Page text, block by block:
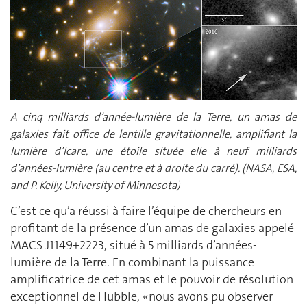
A cinq milliards d’année-lumière de la Terre, un amas de
galaxies fait office de lentille gravitationnelle, amplifiant la
lumière d’Icare, une étoile située elle à neuf milliards
d’années-lumière (au centre et à droite du carré). (NASA, ESA,
and P. Kelly, University of Minnesota)
C’est ce qu’a réussi à faire l’équipe de chercheurs en
profitant de la présence d’un amas de galaxies appelé
MACS J1149+2223, situé à 5 milliards d’années-
lumière de la Terre. En combinant la puissance
amplificatrice de cet amas et le pouvoir de résolution
exceptionnel de Hubble, «nous avons pu observer